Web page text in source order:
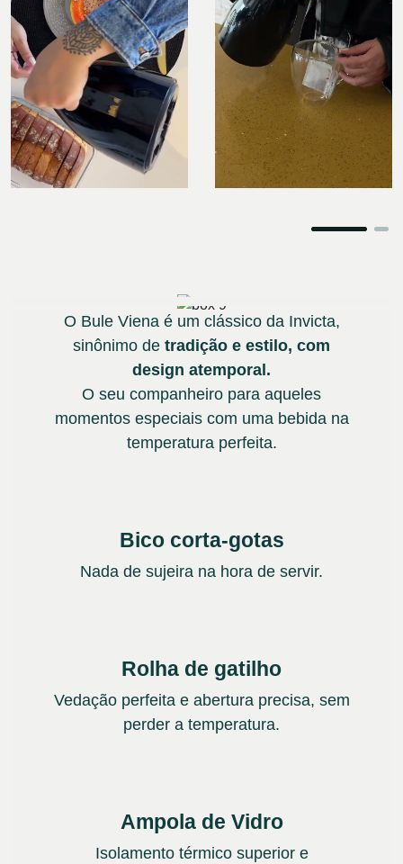
O Bule Viena é um clássico da Invicta,
sinônimo de tradição e estilo, com
design atemporal.
O seu companheiro para aqueles
momentos especiais com uma bebida na
temperatura perfeita.
Bico corta-gotas
Nada de sujeira na hora de servir.
Rolha de gatilho
Vedação perfeita e abertura precisa, sem
perder a temperatura.
Ampola de Vidro
Isolamento térmico superior e